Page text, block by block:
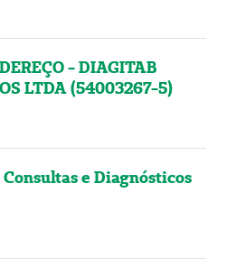
- DIAGITAB
LTDA (54003267-5)
e Diagnósticos